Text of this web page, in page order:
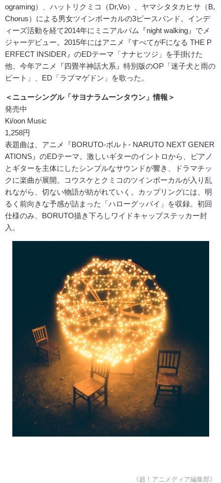
ograming）、ハットリクミコ（Dr,Vo）、ヤマシタタカヒサ（B,
Chorus）による男女ツインボーカルの3ピースバンド。インデ
ィーズ活動を経て2014年にミニアルバム『night walking』でメ
ジャーデビュー。2015年にはアニメ『すべてがFになる THE P
ERFECT INSIDER』のEDテーマ「ナナヒツジ」を手掛けた
他、今年アニメ『四畳半神話大系』特別版のOP「迷子犬と雨の
ビート」、ED「ラブマゲドン」を歌った。
＜ニューシングル「サヨナラムーンタウン」情報＞
発売中
Ki/oon Music
1,258円
表題曲は、アニメ『BORUTO-ボルト- NARUTO NEXT GENER
ATIONS』のEDテーマ。激しいギターのイントロから、ピアノ
とギターを主体にしたシンプルなサウンドが響き、ドラマチッ
クに楽曲が展開。コウスケとクミコのツインボーカルが入り乱
れながら、切ない物語が紡がれていく。カップリングには、明
るく前向きな予感が詰まった「ハローグッバイ」を収録。初回
仕様のみ、BORUTO描き下ろしワイドキャップステッカー封
入。
《超！アニメディア編集部》